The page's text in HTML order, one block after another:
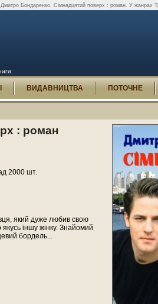
Бондаренко. Сімнадцятий поверх : роман. У жанрах
ВИДАВНИЦТВА ПОТОЧНЕ
: роман
2000 шт.
який дуже любив свою
іншу жінку. Знайомий
бордель...